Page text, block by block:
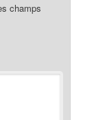
champs